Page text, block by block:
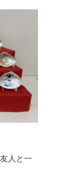
人と一